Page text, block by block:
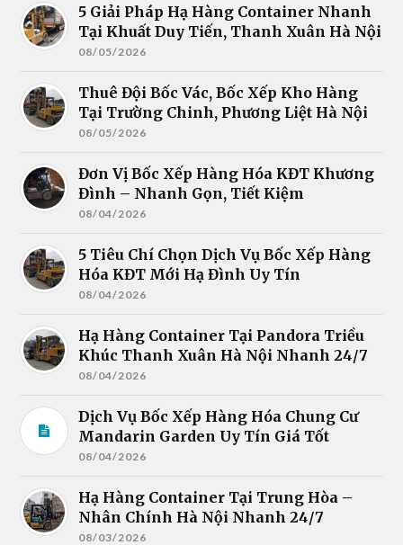
5 Giải Pháp Hạ Hàng Container Nhanh
Tại Khuất Duy Tiến, Thanh Xuân Hà Nội
08/05/2026
Thuê Đội Bốc Vác, Bốc Xếp Kho Hàng
Tại Trường Chinh, Phương Liệt Hà Nội
08/05/2026
Đơn Vị Bốc Xếp Hàng Hóa KĐT Khương
Đình – Nhanh Gọn, Tiết Kiệm
08/04/2026
5 Tiêu Chí Chọn Dịch Vụ Bốc Xếp Hàng
Hóa KĐT Mới Hạ Đình Uy Tín
08/04/2026
Hạ Hàng Container Tại Pandora Triều
Khúc Thanh Xuân Hà Nội Nhanh 24/7
08/04/2026
Dịch Vụ Bốc Xếp Hàng Hóa Chung Cư
Mandarin Garden Uy Tín Giá Tốt
08/04/2026
Hạ Hàng Container Tại Trung Hòa –
Nhân Chính Hà Nội Nhanh 24/7
08/03/2026